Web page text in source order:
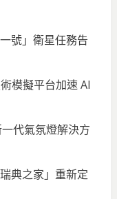
號」衛星任務告
模擬平台加速 AI
代氣氛燈解決方
典之家」重新定